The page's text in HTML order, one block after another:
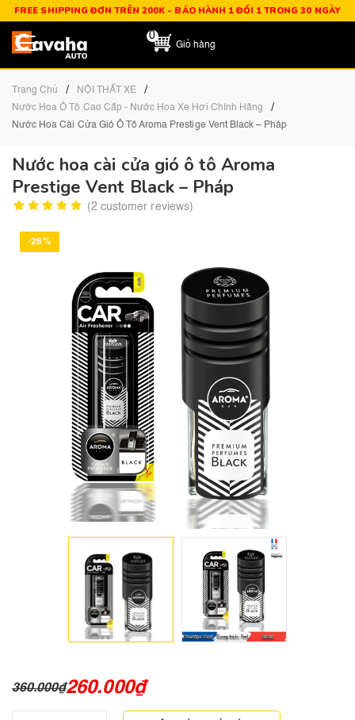
FREE SHIPPING ĐƠN TRÊN 200K - BẢO HÀNH 1 ĐỔI 1 TRONG 30 NGÀY
0
Giỏ hàng
Trang Chủ / NỘI THẤT XE /
Nước Hoa Ô Tô Cao Cấp - Nước Hoa Xe Hơi Chính Hãng /
Nước Hoa Cài Cửa Gió Ô Tô Aroma Prestige Vent Black – Pháp
Nước hoa cài cửa gió ô tô Aroma
Prestige Vent Black – Pháp
(2 customer reviews)
-28%
360.000₫260.000₫